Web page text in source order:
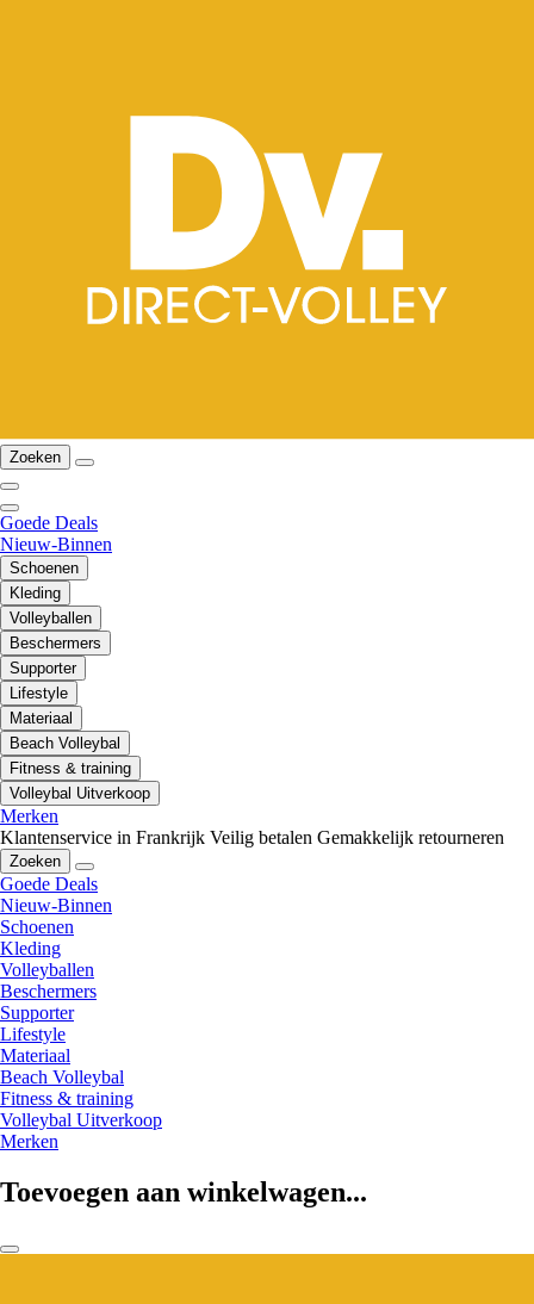
Zoeken
Goede Deals
Nieuw-Binnen
Schoenen
Kleding
Volleyballen
Beschermers
Supporter
Lifestyle
Materiaal
Beach Volleybal
Fitness & training
Volleybal Uitverkoop
Merken
Klantenservice in Frankrijk Veilig betalen Gemakkelijk retourneren
Zoeken
Goede Deals
Nieuw-Binnen
Schoenen
Kleding
Volleyballen
Beschermers
Supporter
Lifestyle
Materiaal
Beach Volleybal
Fitness & training
Volleybal Uitverkoop
Merken
Toevoegen aan winkelwagen...